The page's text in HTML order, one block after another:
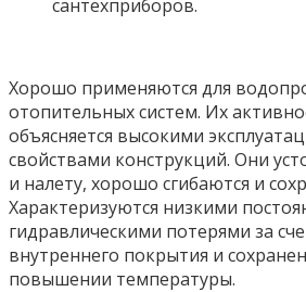
сантехприборов.
Хорошо применяются для
отопительных систем. Их
объясняется высокими
свойствами конструкций. Они
и налету, хорошо сгибаются и
Характеризуются низкими
гидравлическими потерями за
внутреннего покрытия и
повышении температуры.